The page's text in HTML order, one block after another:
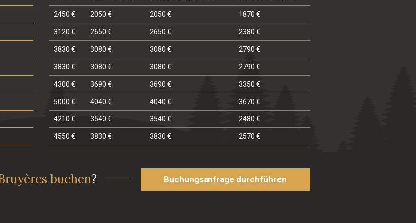
2450 € 2050 € 2050 € 1870 €
3120 € 2650 € 2650 € 2380 €
3830 € 3080 € 3080 € 2790 €
3830 € 3080 € 3080 € 2790 €
4300 € 3690 € 3690 € 3350 €
5000 € 4040 € 4040 € 3670 €
4210 € 3540 € 3540 € 2480 €
4550 € 3830 € 3830 € 2570 €
buchen? Buchungsanfrage durchführen